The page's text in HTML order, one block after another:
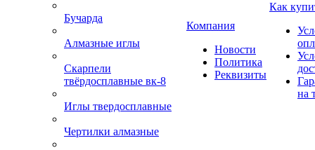
Бучарда
Алмазные иглы
Скарпели
твёрдосплавные вк-8
Иглы твердосплавные
Чертилки алмазные
Компания
Новости
Политика
Реквизиты
Как
на